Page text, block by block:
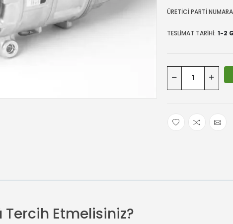
ÜRETICI PARTI
TESLIMAT TARIHI: 1-2
Tercih Etmelisiniz?